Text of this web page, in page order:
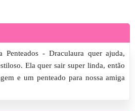
Penteados - Draculaura quer ajuda,
Ela quer sair super linda, então
e um penteado para nossa amiga